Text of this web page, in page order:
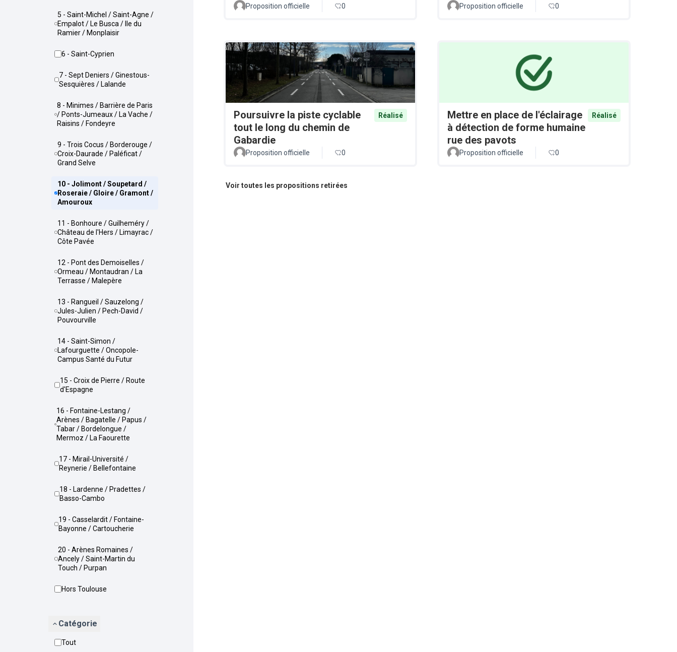
5 - Saint-Michel / Saint-Agne /
Empalot / Le Busca / Ile du
Ramier / Monplaisir
6 - Saint-Cyprien
7 - Sept Deniers / Ginestous-
Sesquières / Lalande
8 - Minimes / Barrière de Paris
/ Ponts-Jumeaux / La Vache /
Raisins / Fondeyre
9 - Trois Cocus / Borderouge /
Croix-Daurade / Paléficat /
Grand Selve
10 - Jolimont / Soupetard /
Roseraie / Gloire / Gramont /
Amouroux
11 - Bonhoure / Guilheméry /
Château de l'Hers / Limayrac /
Côte Pavée
12 - Pont des Demoiselles /
Ormeau / Montaudran / La
Terrasse / Malepère
13 - Rangueil / Sauzelong /
Jules-Julien / Pech-David /
Pouvourville
14 - Saint-Simon /
Lafourguette / Oncopole-
Campus Santé du Futur
15 - Croix de Pierre / Route
d'Espagne
16 - Fontaine-Lestang /
Arènes / Bagatelle / Papus /
Tabar / Bordelongue /
Mermoz / La Faourette
17 - Mirail-Université /
Reynerie / Bellefontaine
18 - Lardenne / Pradettes /
Basso-Cambo
19 - Casselardit / Fontaine-
Bayonne / Cartoucherie
20 - Arènes Romaines /
Ancely / Saint-Martin du
Touch / Purpan
Hors Toulouse
Catégorie
Tout
Proposition officielle 0 Proposition officielle 0
Poursuivre la piste cyclable
tout le long du chemin de
Gabardie
Réalisé
Proposition officielle 0
Mettre en place de l'éclairage
à détection de forme humaine
rue des pavots
Réalisé
Proposition officielle 0
Voir toutes les propositions retirées